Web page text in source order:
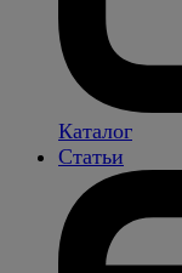
Каталог
Статьи